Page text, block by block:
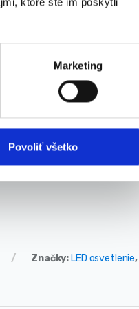
Marketing
Povoliť všetko
Značky: LED osvetlenie,